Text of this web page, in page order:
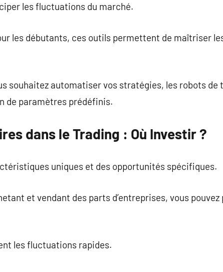
les fluctuations du marché.
les débutants, ces outils permettent de maîtriser
souhaitez automatiser vos stratégies, les robots de
de paramètres prédéfinis.
dans le Trading : Où Investir ?
uniques et des opportunités spécifiques.
et vendant des parts d’entreprises, vous
les fluctuations rapides.